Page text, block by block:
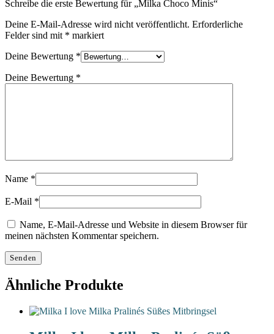
Schreibe die erste Bewertung für „Milka Choco Minis“
Deine E-Mail-Adresse wird nicht veröffentlicht. Erforderliche
Felder sind mit * markiert
Deine Bewertung *
Deine Bewertung *
Name *
E-Mail *
Name, E-Mail-Adresse und Website in diesem Browser für
meinen nächsten Kommentar speichern.
Ähnliche Produkte